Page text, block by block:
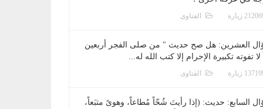
الفتاوى
العشرين: هل صح حديث " من صلى الفجر أربعين
لا تفوته تكبيرة الإحرام إلا كتب الله له...
الفتاوى
السابع: حديث: (إذا رأيتَ شُحّاً مُطاعاً، وهوىً متبَعاً،